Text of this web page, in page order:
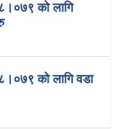
को लागि
को लागि वडा